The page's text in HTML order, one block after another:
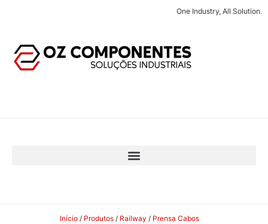
One Industry, All Solution.
Início / Produtos / Railway / Prensa Cabos